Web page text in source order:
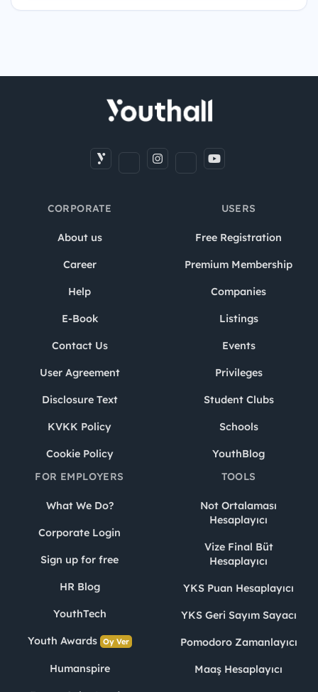
CORPORATE
About us
Career
Help
E-Book
Contact Us
User Agreement
Disclosure Text
KVKK Policy
Cookie Policy
USERS
Free Registration
Premium Membership
Companies
Listings
Events
Privileges
Student Clubs
Schools
YouthBlog
FOR EMPLOYERS
What We Do?
Corporate Login
Sign up for free
HR Blog
YouthTech
Youth Awards Oy Ver
Humanspire
TOOLS
Not Ortalaması
Hesaplayıcı
Vize Final Büt
Hesaplayıcı
YKS Puan Hesaplayıcı
YKS Geri Sayım Sayacı
Pomodoro Zamanlayıcı
Maaş Hesaplayıcı